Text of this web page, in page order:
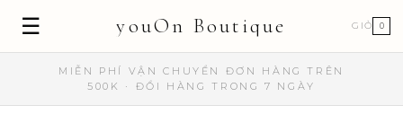
☰ youOn Boutique GIỎ 0
MIỄN PHÍ VẬN CHUYỂN ĐƠN HÀNG TRÊN
500K · ĐỔI HÀNG TRONG 7 NGÀY